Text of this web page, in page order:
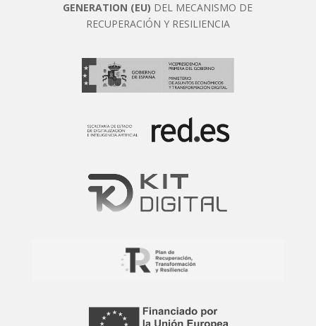
GENERATION (EU) DEL MECANISMO DE
RECUPERACIÓN Y RESILIENCIA